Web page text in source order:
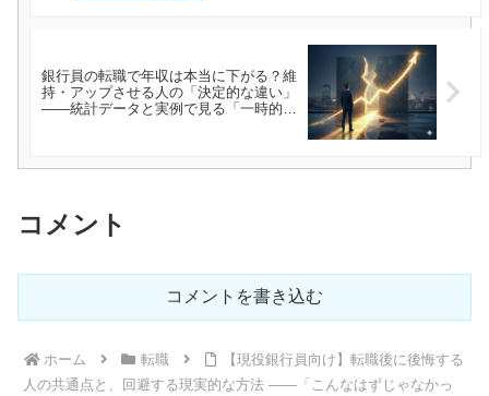
銀行員の転職で年収は本当に下がる？維
持・アップさせる人の「決定的な違い」
――統計データと実例で見る「一時的な
コメント
コメントを書き込む
ホーム 転職
【現役銀行員向け】転職後に後悔する
人の共通点と、回避する現実的な方法 ――「こんなはずじゃなかっ